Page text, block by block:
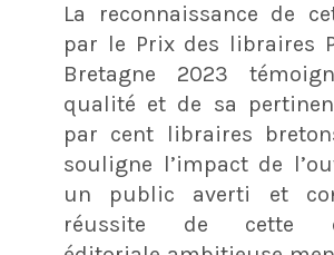
La reconnaissance de
par le Prix des libraires
Bretagne 2023
qualité et de sa
par cent libraires
souligne l’impact de
un public averti et
réussite de cette